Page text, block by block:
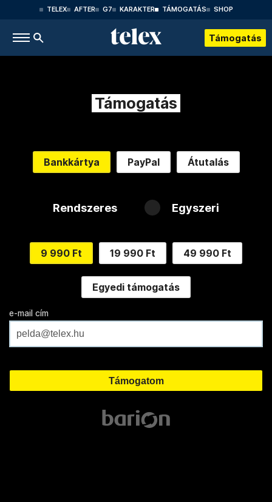
TELEX AFTER G7 KARAKTER TÁMOGATÁS SHOP
Támogatás
Támogatás
Bankkártya PayPal Átutalás
Rendszeres Egyszeri
9 990 Ft 19 990 Ft 49 990 Ft
Egyedi támogatás
e-mail cím